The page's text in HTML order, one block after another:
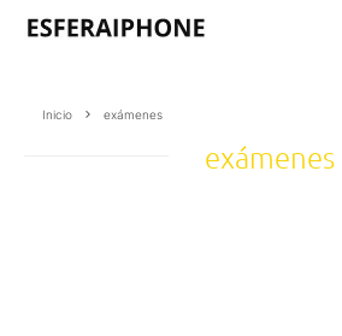
Inicio exámenes
exámenes